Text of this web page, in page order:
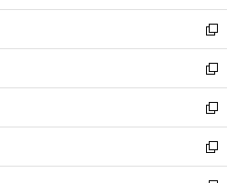
開
く
ウ
で
開
く
ン
ド
ウ
で
開
く
ウ
ィ
ン
ド
ウ
で
開
く
新
し
い
ウ
ィ
ン
ド
ウ
新
し
い
ウ
ィ
ン
新
し
い
ウ
新
し